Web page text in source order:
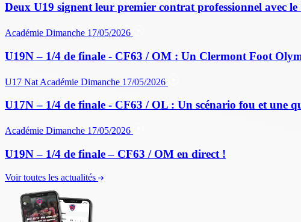
Deux U19 signent leur premier contrat professionnel avec
Académie Dimanche 17/05/2026
U19N – 1/4 de finale - CF63 / OM : Un Clermont Foot
U17 Nat Académie Dimanche 17/05/2026
U17N – 1/4 de finale - CF63 / OL : Un scénario fou et une
Académie Dimanche 17/05/2026
U19N – 1/4 de finale – CF63 / OM en direct !
Voir toutes les actualités